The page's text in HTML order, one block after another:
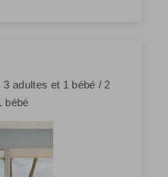
adultes et 1 bébé / 2
bébé